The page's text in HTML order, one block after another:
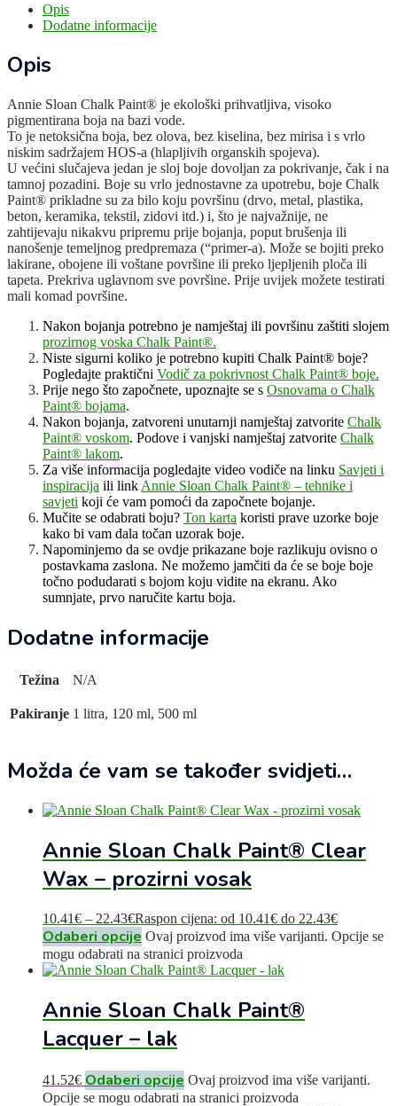
Opis
Dodatne informacije
Opis
Annie Sloan Chalk Paint® je ekološki prihvatljiva, visoko
pigmentirana boja na bazi vode.
To je netoksična boja, bez olova, bez kiselina, bez mirisa i s vrlo
niskim sadržajem HOS-a (hlapljivih organskih spojeva).
U većini slučajeva jedan je sloj boje dovoljan za pokrivanje, čak i na
tamnoj pozadini. Boje su vrlo jednostavne za upotrebu, boje Chalk
Paint® prikladne su za bilo koju površinu (drvo, metal, plastika,
beton, keramika, tekstil, zidovi itd.) i, što je najvažnije, ne
zahtijevaju nikakvu pripremu prije bojanja, poput brušenja ili
nanošenje temeljnog predpremaza (“primer-a). Može se bojiti preko
lakirane, obojene ili voštane površine ili preko ljepljenih ploča ili
tapeta. Prekriva uglavnom sve površine. Prije uvijek možete testirati
mali komad površine.
Nakon bojanja potrebno je namještaj ili površinu zaštiti slojem
prozirnog voska Chalk Paint®.
Niste sigurni koliko je potrebno kupiti Chalk Paint® boje?
Pogledajte praktični Vodič za pokrivnost Chalk Paint® boje.
Prije nego što započnete, upoznajte se s Osnovama o Chalk
Paint® bojama.
Nakon bojanja, zatvoreni unutarnji namještaj zatvorite Chalk
Paint® voskom. Podove i vanjski namještaj zatvorite Chalk
Paint® lakom.
Za više informacija pogledajte video vodiče na linku Savjeti i
inspiracija ili link Annie Sloan Chalk Paint® – tehnike i
savjeti koji će vam pomoći da započnete bojanje.
Mučite se odabrati boju? Ton karta koristi prave uzorke boje
kako bi vam dala točan uzorak boje.
Napominjemo da se ovdje prikazane boje razlikuju ovisno o
postavkama zaslona. Ne možemo jamčiti da će se boje boje
točno podudarati s bojom koju vidite na ekranu. Ako
sumnjate, prvo naručite kartu boja.
Dodatne informacije
Težina N/A
Pakiranje 1 litra, 120 ml, 500 ml
Možda će vam se također svidjeti…
Annie Sloan Chalk Paint® Clear
Wax – prozirni vosak
10.41€ – 22.43€Raspon cijena: od 10.41€ do 22.43€
Odaberi opcije Ovaj proizvod ima više varijanti. Opcije se
mogu odabrati na stranici proizvoda
Annie Sloan Chalk Paint®
Lacquer – lak
41.52€ Odaberi opcije Ovaj proizvod ima više varijanti.
Opcije se mogu odabrati na stranici proizvoda